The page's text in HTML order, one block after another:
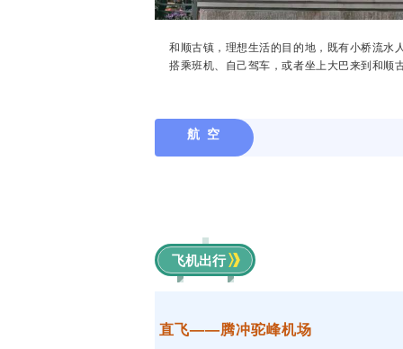
和顺古镇，理想生活的目的地， 既有小桥流水
搭乘班机、自己驾车，或者坐上大巴来到和顺
航 空
飞机出行
直飞——腾冲驼峰机场